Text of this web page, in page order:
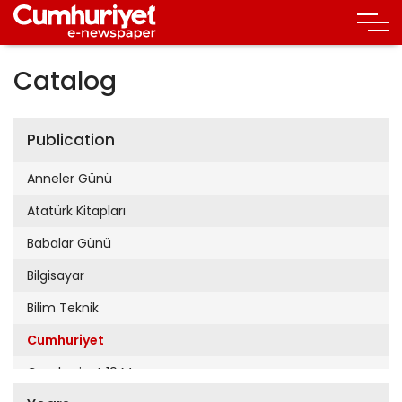
Catalog
Publication
Anneler Günü
Atatürk Kitapları
Babalar Günü
Bilgisayar
Bilim Teknik
Cumhuriyet
Cumhuriyet 19 Mayıs